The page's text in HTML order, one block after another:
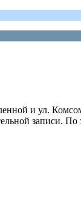
и ул.
записи.